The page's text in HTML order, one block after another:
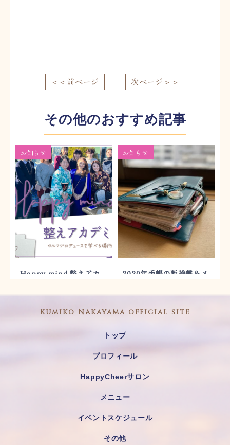
＜＜前ページ 次ページ＞＞
その他のおすすめ記事
お知らせ
Happy mind 整えアカ
座」モニター募集｜がん
ピチア手帳術
お知らせ
2020年手帳の断捨離＆メ
Kumiko Nakayama official site
トップ
プロフィール
HappyCheerサロン
メニュー
イベントスケジュール
その他